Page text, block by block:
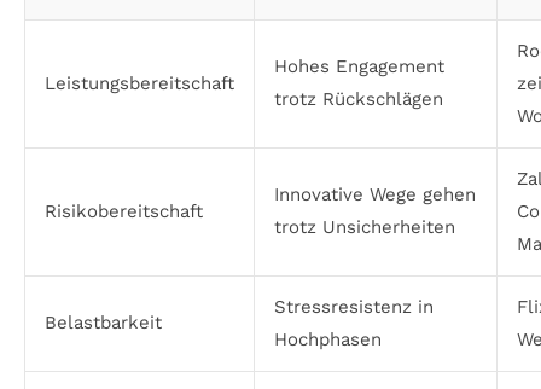
Leistungsbereitschaft
Hohes Engagement
trotz Rückschlägen
Risikobereitschaft
Innovative Wege gehen
trotz Unsicherheiten
Belastbarkeit
Stressresistenz in
Hochphasen